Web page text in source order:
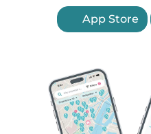
App Store